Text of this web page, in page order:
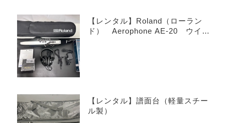
【レンタル】Roland（ローラン
ド） Aerophone AE-20 ウイン
【レンタル】譜面台（軽量スチー
ル製）